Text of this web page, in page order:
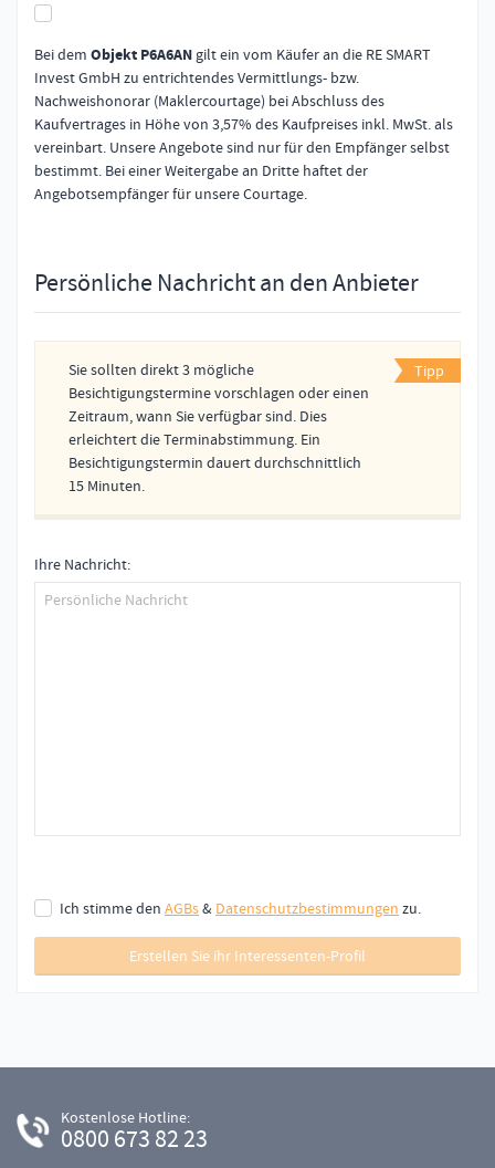
Bei dem Objekt P6A6AN gilt ein vom Käufer an die RE SMART
Invest GmbH zu entrichtendes Vermittlungs- bzw.
Nachweishonorar (Maklercourtage) bei Abschluss des
Kaufvertrages in Höhe von 3,57% des Kaufpreises inkl. MwSt. als
vereinbart. Unsere Angebote sind nur für den Empfänger selbst
bestimmt. Bei einer Weitergabe an Dritte haftet der
Angebotsempfänger für unsere Courtage.
Persönliche Nachricht an den Anbieter
Tipp
Sie sollten direkt 3 mögliche
Besichtigungstermine vorschlagen oder einen
Zeitraum, wann Sie verfügbar sind. Dies
erleichtert die Terminabstimmung. Ein
Besichtigungstermin dauert durchschnittlich
15 Minuten.
Ihre Nachricht
Ich stimme den AGBs& Datenschutzbestimmungen zu.
Erstellen Sie ihr Interessenten-Profil
Kostenlose Hotline:
0800 673 82 23